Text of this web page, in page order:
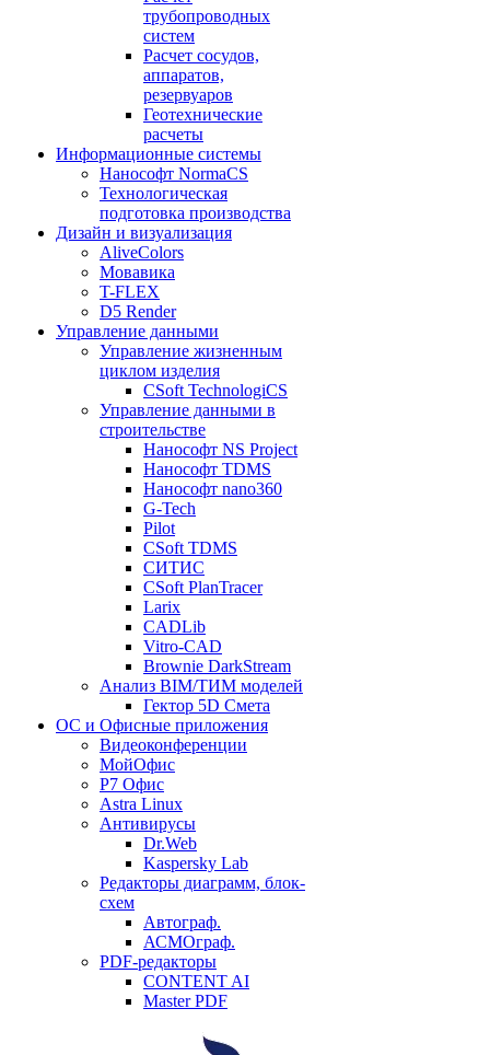
трубопроводных
систем
Расчет сосудов,
аппаратов,
резервуаров
Геотехнические
расчеты
Информационные системы
Нанософт NormaCS
Технологическая
подготовка производства
Дизайн и визуализация
AliveColors
Мовавика
T-FLEX
D5 Render
Управление данными
Управление жизненным
циклом изделия
CSoft TechnologiCS
Управление данными в
строительстве
Нанософт NS Project
Нанософт TDMS
Нанософт nano360
G-Tech
Pilot
CSoft TDMS
СИТИС
CSoft PlanTracer
Larix
CADLib
Vitro-CAD
Brownie DarkStream
Анализ BIM/ТИМ моделей
Гектор 5D Смета
ОС и Офисные приложения
Видеоконференции
МойОфис
P7 Офис
Astra Linux
Антивирусы
Dr.Web
Kaspersky Lab
Редакторы диаграмм, блок-
схем
Автограф.
АСМОграф.
PDF-редакторы
CONTENT AI
Master PDF